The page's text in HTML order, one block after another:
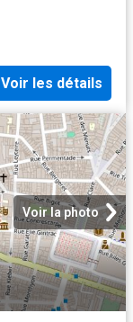
Voir les détails
Voir la photo